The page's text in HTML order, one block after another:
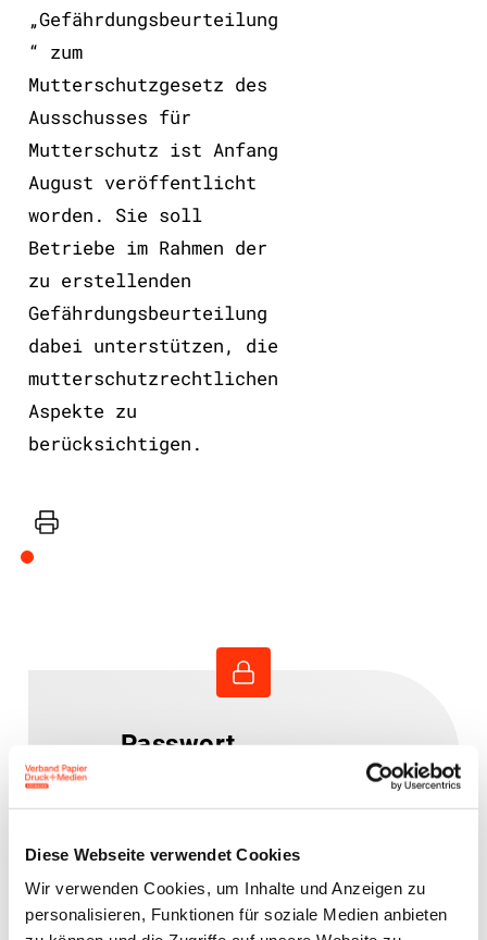
Diese Webseite verwendet Cookies
Wir verwenden Cookies, um Inhalte und Anzeigen zu
personalisieren, Funktionen für soziale Medien anbieten
„Gefährdungsbeurteilung
“ zum
Mutterschutzgesetz des
Ausschusses für
Mutterschutz ist Anfang
August veröffentlicht
worden. Sie soll
Betriebe im Rahmen der
zu erstellenden
Gefährdungsbeurteilung
dabei unterstützen, die
mutterschutzrechtlichen
Aspekte zu
berücksichtigen.
Drucker
Passwort
Mail-Adresse ein.
Anweisungen zum